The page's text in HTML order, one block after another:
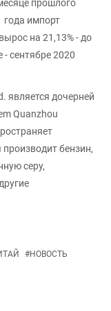
прошлого
года импорт
на 21,13% - до
сентябре 2020
является дочерней
Quanzhou
бензин,
серу,
#НОВОСТЬ